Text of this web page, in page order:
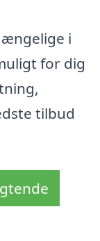
i
for dig
tilbud